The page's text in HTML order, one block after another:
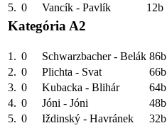
5. 0 Vancík - Pavlík 12b
Kategória A2
1. 0 Schwarzbacher - Belák 86b
2. 0 Plichta - Svat
66b
3. 0 Kubacka - Blihár
64b
4. 0 Jóni - Jóni
48b
5. 0 Iždinský - Havránek 32b